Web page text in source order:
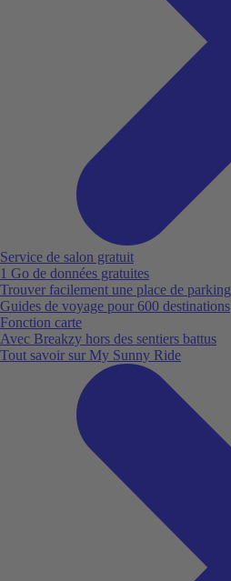
Service de salon gratuit
1 Go de données gratuites
Trouver facilement une place de parking
Guides de voyage pour 600 destinations
Fonction carte
Avec Breakzy hors des sentiers battus
Tout savoir sur My Sunny Ride